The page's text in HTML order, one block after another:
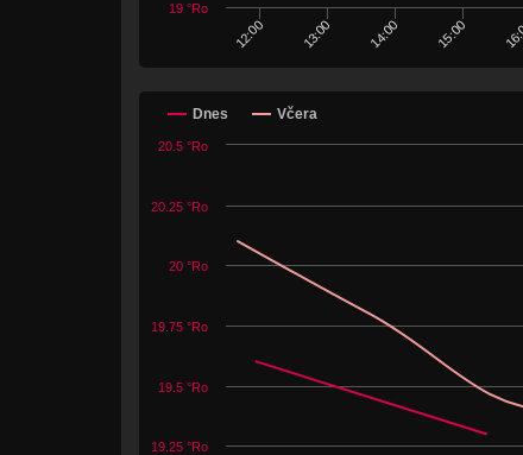
12:00 13:00 14:00 15:00
19 °Ro
Dnes Včera
19.25 °Ro
19.5 °Ro
19.75 °Ro
20 °Ro
20.25 °Ro
20.5 °Ro